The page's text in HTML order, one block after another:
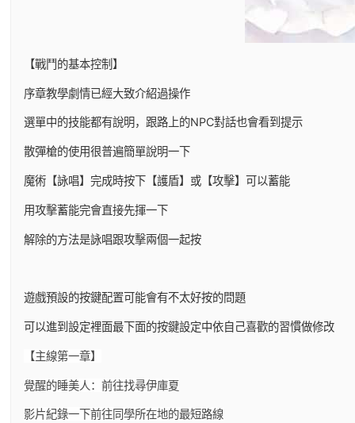
【戰鬥的基本控制】
序章教學劇情已經大致介紹過操作
選單中的技能都有說明，跟路上的NPC對話也會看到提示
散彈槍的使用很普遍簡單說明一下
魔術【詠唱】完成時按下【護盾】或【攻擊】可以蓄能
用攻擊蓄能完會直接先揮一下
解除的方法是詠唱跟攻擊兩個一起按
遊戲預設的按鍵配置可能會有不太好按的問題
可以進到設定裡面最下面的按鍵設定中依自己喜歡的習慣做修改
【主線第一章】
覺醒的睡美人：前往找尋伊庫夏
影片紀錄一下前往同學所在地的最短路線